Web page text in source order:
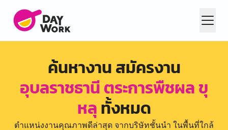
ค้นหางาน สมัครงาน
อุบลราชธานี ตระการพืชผล ขุ
หลุทั้งหมด
ตำแหน่งงานคุณภาพดีล่าสุด จากบริษัทชั้นนำ ในพื้นที่ใกล้